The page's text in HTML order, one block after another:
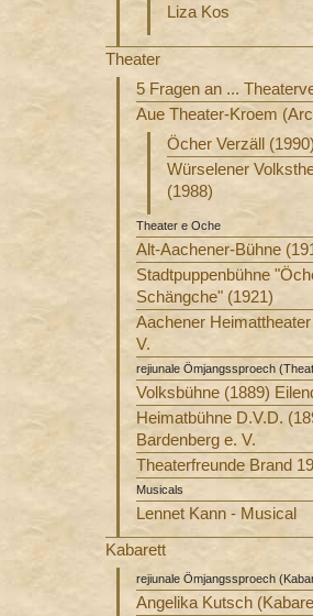
Liza Kos
Theater
5 Fragen an ...
Aue Theater-Kroem
Öcher Verzäll
Würselener
(1988)
Theater e Oche
Alt-Aachener-Bühne
Stadtpuppenbühne
Schängche" (1921)
Aachener
V.
rejiunale Ömjangssproech
Volksbühne (1889)
Heimatbühne D.V.D.
Bardenberg e. V.
Theaterfreunde Brand
Musicals
Lennet Kann - Musical
Kabarett
rejiunale Ömjangssproech
Angelika Kutsch